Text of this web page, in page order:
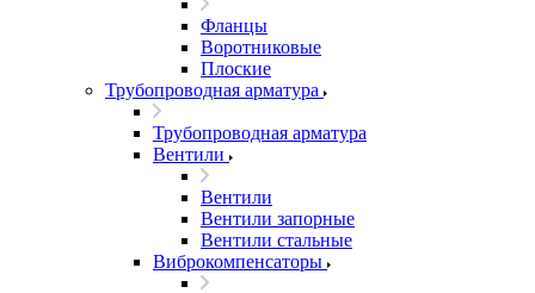
Фланцы
Воротниковые
Плоские
Трубопроводная арматура
Трубопроводная арматура
Вентили
Вентили
Вентили запорные
Вентили стальные
Виброкомпенсаторы